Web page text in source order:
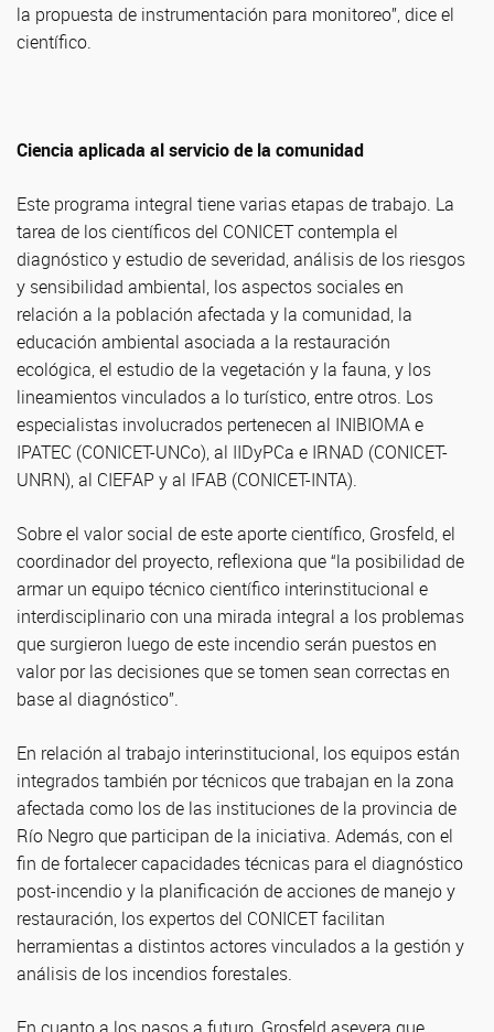
la propuesta de instrumentación para monitoreo”, dice el
científico.
Ciencia aplicada al servicio de la comunidad
Este programa integral tiene varias etapas de trabajo. La
tarea de los científicos del CONICET contempla el
diagnóstico y estudio de severidad, análisis de los riesgos
y sensibilidad ambiental, los aspectos sociales en
relación a la población afectada y la comunidad, la
educación ambiental asociada a la restauración
ecológica, el estudio de la vegetación y la fauna, y los
lineamientos vinculados a lo turístico, entre otros. Los
especialistas involucrados pertenecen al INIBIOMA e
IPATEC (CONICET-UNCo), al IIDyPCa e IRNAD (CONICET-
UNRN), al CIEFAP y al IFAB (CONICET-INTA).
Sobre el valor social de este aporte científico, Grosfeld, el
coordinador del proyecto, reflexiona que “la posibilidad de
armar un equipo técnico científico interinstitucional e
interdisciplinario con una mirada integral a los problemas
que surgieron luego de este incendio serán puestos en
valor por las decisiones que se tomen sean correctas en
base al diagnóstico”.
En relación al trabajo interinstitucional, los equipos están
integrados también por técnicos que trabajan en la zona
afectada como los de las instituciones de la provincia de
Río Negro que participan de la iniciativa. Además, con el
fin de fortalecer capacidades técnicas para el diagnóstico
post-incendio y la planificación de acciones de manejo y
restauración, los expertos del CONICET facilitan
herramientas a distintos actores vinculados a la gestión y
análisis de los incendios forestales.